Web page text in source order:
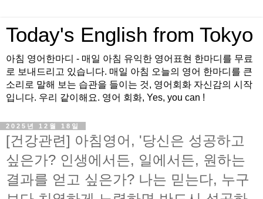
Today's English from Tokyo
아침 영어한마디 - 매일 아침 유익한 영어표현 한마디를 무료
로 보내드리고 있습니다. 매일 아침 오늘의 영어 한마디를 큰
소리로 말해 보는 습관을 들이는 것, 영어회화 자신감의 시작
입니다. 우리 같이해요. 영어 회화, Yes, you can !
2025년 12월 18일
[건강관련] 아침영어, '당신은 성공하고
싶은가? 인생에서든, 일에서든, 원하는
결과를 얻고 싶은가? 나는 믿는다, 누구